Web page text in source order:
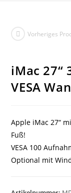
Vorheriges
iMac 27“
VESA
Apple iMac 27“
Fuß!
VESA 100
Optional mit